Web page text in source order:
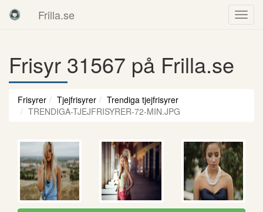
Frilla.se
Frisyr 31567 på Frilla.se
Frisyrer Tjejfrisyrer
Trendiga tjejfrisyrer
TRENDIGA-TJEJFRISYRER-72-MIN.JPG